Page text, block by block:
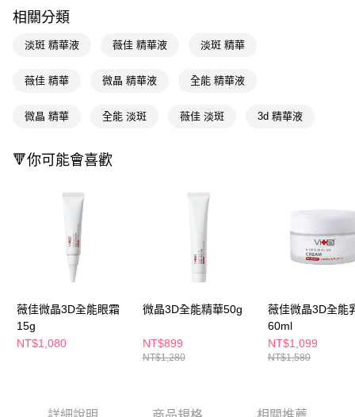
街口支付
相關說明
便利好安心！
３．安心：先確認商品／服務後，再付款。
【「AFTEE先享後付」結帳流程】
１．於結帳方式選擇「AFTEE先享後付」後，將跳轉至「AFTEE先享後付」
結帳頁面，進行簡訊認證並確認金額後，即可完成結帳。
２．訂單成立數日內，您將收到繳費通知簡訊。
ATM／網路銀行／等多元方式進行付款，方視為交易完成。
※ 請注意：結帳手續完成當下不需立刻繳費，但若您需要取消訂單，請聯絡
購買商品的店家。未經商家同意取消之訂單仍視為有效，需透過AFTEE先享
後付繳納相關費用。
※ 交易是否成功請以「AFTEE先享後付 」之結帳頁面顯示為準，若有關於
每筆NT$65，滿NT$390(含以上)免運費
付款後全家取貨
每筆NT$65，滿NT$390(含以上)免運費
萊爾富取貨付款
每筆NT$65，滿NT$490(含以上)免運費
7-11取貨付款
相關分類
淡斑 精華液 薇佳 精華液 淡斑 精華
薇佳 精華 微晶 精華液 全能 精華液
微晶 精華 全能 淡斑 薇佳 淡斑 3d 精華液
🔻你可能會喜歡
薇佳微晶3D全能眼霜
15g
NT$1,080
微晶3D全能精華50g
NT$899
NT$1,280
薇佳微晶3D全能
60ml
NT$1,099
NT$1,580